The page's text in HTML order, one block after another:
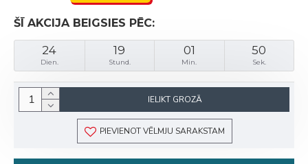
ŠĪ AKCIJA BEIGSIES PĒC:
24
Dien.
19
Stund.
01
Min.
50
Sek.
IELIKT GROZĀ
PIEVIENOT VĒLMJU SARAKSTAM